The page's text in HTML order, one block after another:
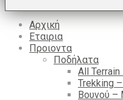
Αρχική
Εταιρια
Προιοντα
Ποδήλατα
All Terrain
Trekking
Βουνού –